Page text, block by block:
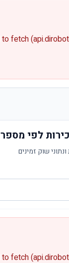
to fetch
לפי
שוק זמינים
to fetch